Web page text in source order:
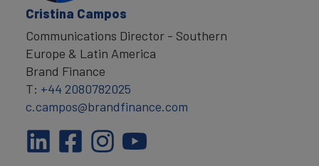
Cristina Campos
Communications Director - Southern
Europe & Latin America
Brand Finance
T: +44 2080782025
c.campos@brandfinance.com